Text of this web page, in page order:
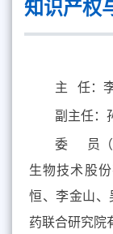
知识产权
主 任：
副主任：
委 员（
生物技术股
恒、李金山
药联合研究院